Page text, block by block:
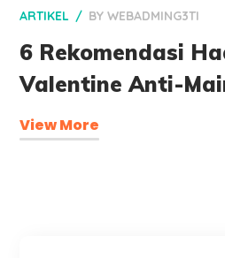
ARTIKEL BYWEBADMING3TI
6 Rekomendasi
Valentine Anti-
View More